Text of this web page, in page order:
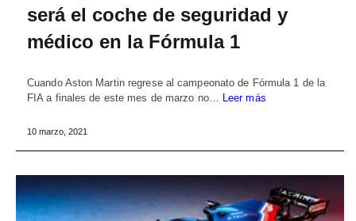
será el coche de seguridad y
médico en la Fórmula 1
Cuando Aston Martin regrese al campeonato de Fórmula 1 de la
FIA a finales de este mes de marzo no… Leer más
10 marzo, 2021